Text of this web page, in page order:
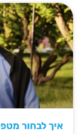
איך לבחור